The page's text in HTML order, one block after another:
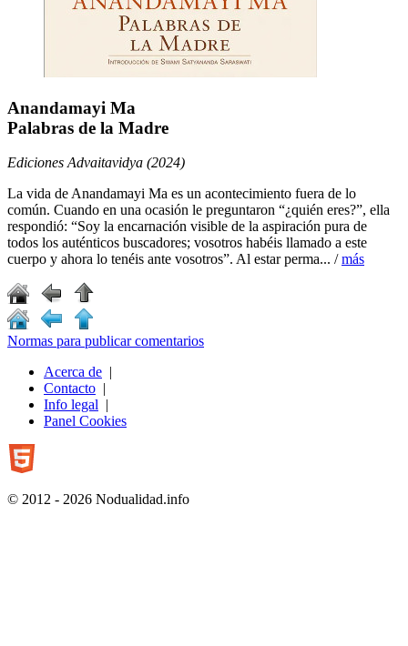
Anandamayi Ma
Palabras de la Madre
Ediciones Advaitavidya (2024)
La vida de Anandamayi Ma es un acontecimiento fuera de lo
común. Cuando en una ocasión le preguntaron “¿quién eres?”, ella
respondió: “Soy la encarnación visible de la aspiración pura de
todos los auténticos buscadores; vosotros habéis llamado a este
cuerpo y ahora lo tenéis ante vosotros”. Al estar perma... /más
Normas para publicar comentarios
Acerca de |
Contacto |
Info legal |
Panel Cookies
© 2012 - 2026 Nodualidad.info